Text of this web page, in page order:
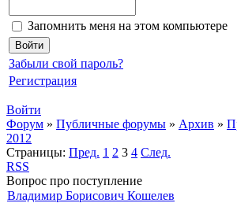
Запомнить меня на этом компьютере
Забыли свой пароль?
Регистрация
Войти
Форум » Публичные форумы » Архив »
2012
Страницы: Пред. 1 2 3 4 След.
RSS
Вопрос про поступление
Владимир Борисович Кошелев